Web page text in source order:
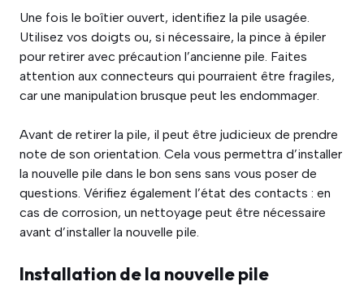
Une fois le boîtier ouvert, identifiez la pile usagée.
Utilisez vos doigts ou, si nécessaire, la pince à épiler
pour retirer avec précaution l’ancienne pile. Faites
attention aux connecteurs qui pourraient être fragiles,
car une manipulation brusque peut les endommager.
Avant de retirer la pile, il peut être judicieux de prendre
note de son orientation. Cela vous permettra d’installer
la nouvelle pile dans le bon sens sans vous poser de
questions. Vérifiez également l’état des contacts : en
cas de corrosion, un nettoyage peut être nécessaire
avant d’installer la nouvelle pile.
Installation de la nouvelle pile